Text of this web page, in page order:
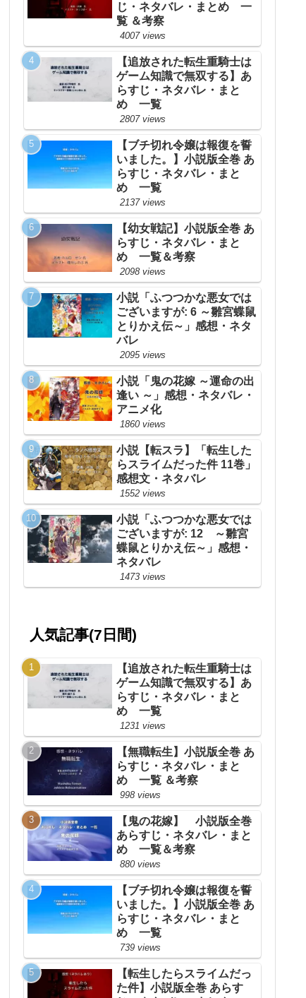
じ・ネタバレ・まとめ 一
覧 ＆考察
4007 views
【追放された転生重騎士は
ゲーム知識で無双する】あ
らすじ・ネタバレ・まと
め 一覧
2807 views
【ブチ切れ令嬢は報復を誓
いました。】小説版全巻 あ
らすじ・ネタバレ・まと
め 一覧
2137 views
【幼女戦記】小説版全巻 あ
らすじ・ネタバレ・まと
め 一覧＆考察
2098 views
小説「ふつつかな悪女では
ございますが: 6 ～雛宮蝶鼠
とりかえ伝～」感想・ネタ
バレ
2095 views
小説「鬼の花嫁 ～運命の出
逢い ～」感想・ネタバレ・
アニメ化
1860 views
小説【転スラ】「転生した
らスライムだった件 11巻」
感想文・ネタバレ
1552 views
小説「ふつつかな悪女では
ございますが: 12 ～雛宮
蝶鼠とりかえ伝～」感想・
ネタバレ
1473 views
人気記事(7日間)
【追放された転生重騎士は
ゲーム知識で無双する】あ
らすじ・ネタバレ・まと
め 一覧
1231 views
【無職転生】小説版全巻 あ
らすじ・ネタバレ・まと
め 一覧 ＆考察
998 views
【鬼の花嫁】 小説版全巻
あらすじ・ネタバレ・まと
め 一覧＆考察
880 views
【ブチ切れ令嬢は報復を誓
いました。】小説版全巻 あ
らすじ・ネタバレ・まと
め 一覧
739 views
【転生したらスライムだっ
た件】小説版全巻 あらす